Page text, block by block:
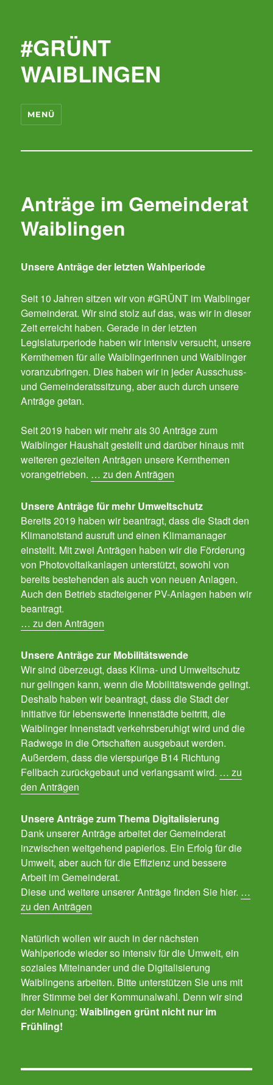
#GRÜNT
WAIBLINGEN
MENÜ
Anträge im Gemeinderat
Waiblingen
Unsere Anträge der letzten Wahlperiode
Seit 10 Jahren sitzen wir von #GRÜNT im Waiblinger
Gemeinderat. Wir sind stolz auf das, was wir in dieser
Zeit erreicht haben. Gerade in der letzten
Legislaturperiode haben wir intensiv versucht, unsere
Kernthemen für alle Waiblingerinnen und Waiblinger
voranzubringen. Dies haben wir in jeder Ausschuss-
und Gemeinderatssitzung, aber auch durch unsere
Anträge getan.
Seit 2019 haben wir mehr als 30 Anträge zum
Waiblinger Haushalt gestellt und darüber hinaus mit
weiteren gezielten Anträgen unsere Kernthemen
vorangetrieben. … zu den Anträgen
Unsere Anträge für mehr Umweltschutz
Bereits 2019 haben wir beantragt, dass die Stadt den
Klimanotstand ausruft und einen Klimamanager
einstellt. Mit zwei Anträgen haben wir die Förderung
von Photovoltaikanlagen unterstützt, sowohl von
bereits bestehenden als auch von neuen Anlagen.
Auch den Betrieb stadteigener PV-Anlagen haben wir
beantragt.
… zu den Anträgen
Unsere Anträge zur Mobilitätswende
Wir sind überzeugt, dass Klima- und Umweltschutz
nur gelingen kann, wenn die Mobilitätswende gelingt.
Deshalb haben wir beantragt, dass die Stadt der
Initiative für lebenswerte Innenstädte beitritt, die
Waiblinger Innenstadt verkehrsberuhigt wird und die
Radwege in die Ortschaften ausgebaut werden.
Außerdem, dass die vierspurige B14 Richtung
Fellbach zurückgebaut und verlangsamt wird. … zu
den Anträgen
Unsere Anträge zum Thema Digitalisierung
Dank unserer Anträge arbeitet der Gemeinderat
inzwischen weitgehend papierlos. Ein Erfolg für die
Umwelt, aber auch für die Effizienz und bessere
Arbeit im Gemeinderat.
Diese und weitere unserer Anträge finden Sie hier. …
zu den Anträgen
Natürlich wollen wir auch in der nächsten
Wahlperiode wieder so intensiv für die Umwelt, ein
soziales Miteinander und die Digitalisierung
Waiblingens arbeiten. Bitte unterstützen Sie uns mit
Ihrer Stimme bei der Kommunalwahl. Denn wir sind
der Meinung:Waiblingen grünt nicht nur im
Frühling!